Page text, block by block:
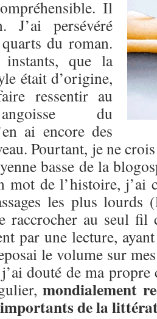
Il
J’ai persévéré
du roman.
que la
était d’origine,
ressentir au
du
ai encore des
Pourtant, je ne
basse de la
mot de l’histoire, j’ai
les plus lourds
raccrocher au seul
par une lecture,
le volume sur
douté de ma propre
mondialement
de la